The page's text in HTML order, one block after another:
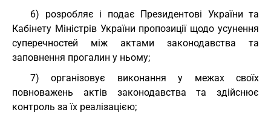
6) розробляє і подає Президентові України та
Кабінету Міністрів України пропозиції щодо усунення
суперечностей між актами законодавства та
заповнення прогалин у ньому;
7) організовує виконання у межах своїх
повноважень актів законодавства та здійснює
контроль за їх реалізацією;